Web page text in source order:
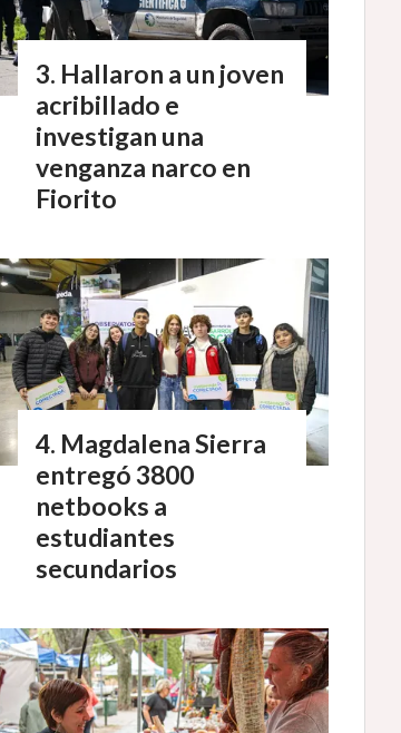
Hallaron a un joven
acribillado e
investigan una
venganza narco en
Fiorito
Magdalena Sierra
entregó 3800
netbooks a
estudiantes
secundarios